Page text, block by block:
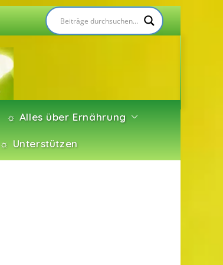
☼ Alles über Ernährung
☼ Unterstützen